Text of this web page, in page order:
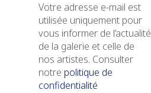
Votre adresse e-mail est
utilisée uniquement pour
vous informer de l’actualité
de la galerie et celle de
nos artistes. Consulter
notre politique de
confidentialité